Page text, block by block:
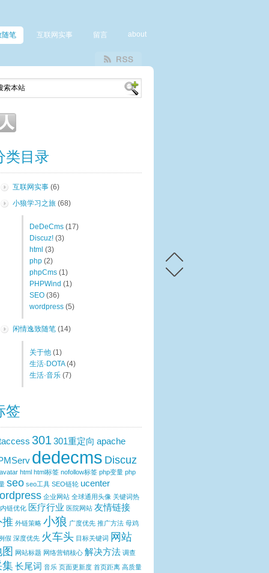
随笔 互联网实事 留言 about
类目录
互联网实事 (6)
小狼学习之旅 (68)
DeDeCms (17)
Discuz! (3)
html (3)
php (2)
phpCms (1)
PHPWind (1)
SEO (36)
wordpress (5)
闲情逸致随笔 (14)
关于他 (1)
生活·DOTA(4)
生活·音乐 (7)
签
301 301重定向 apache
dedecms Discuz
html html标签 nofollow标签 php变量 php
seo seo工具 SEO链轮 ucenter
企业网站 全球通用头像 关键词热
内链优化 医疗行业 医院网站 友情链接
推 外链策略 小狼 广度优先 推广方法 母鸡
假 深度优先 火车头 目标关键词 网站
网站标题 网络营销核心 解决方法 调查
集长尾词 音乐 页面更新度 首页距离 高质量